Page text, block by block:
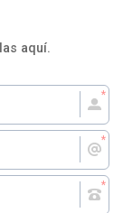
aquí.